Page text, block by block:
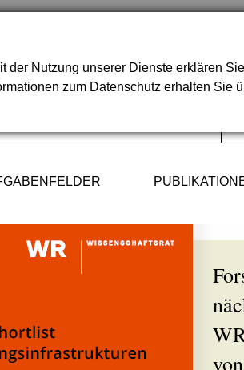
Nutzung unserer Dienste erklären
zum Datenschutz erhalten Sie